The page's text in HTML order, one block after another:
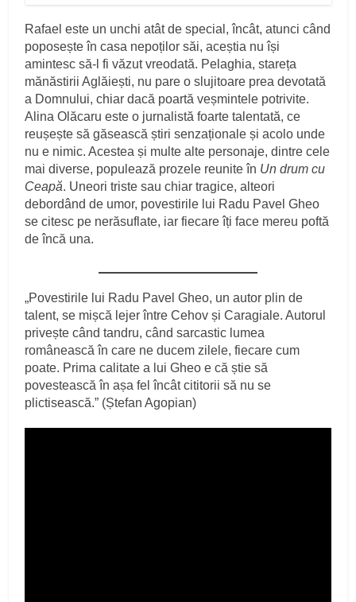
Rafael este un unchi atât de special, încât, atunci când
poposește în casa nepoților săi, aceștia nu își
amintesc să-l fi văzut vreodată. Pelaghia, stareța
mănăstirii Aglăiești, nu pare o slujitoare prea devotată
a Domnului, chiar dacă poartă veșmintele potrivite.
Alina Olăcaru este o jurnalistă foarte talentată, ce
reușește să găsească știri senzaționale și acolo unde
nu e nimic. Acestea și multe alte personaje, dintre cele
mai diverse, populează prozele reunite în Un drum cu
Ceapă. Uneori triste sau chiar tragice, alteori
debordând de umor, povestirile lui Radu Pavel Gheo
se citesc pe nerăsuflate, iar fiecare îți face mereu poftă
de încă una.
„Povestirile lui Radu Pavel Gheo, un autor plin de
talent, se mișcă lejer între Cehov și Caragiale. Autorul
privește când tandru, când sarcastic lumea
românească în care ne ducem zilele, fiecare cum
poate. Prima calitate a lui Gheo e că știe să
povestească în așa fel încât cititorii să nu se
plictisească.” (Ștefan Agopian)